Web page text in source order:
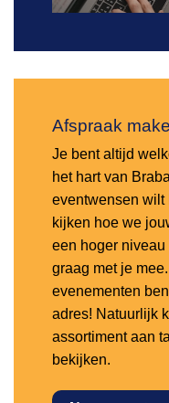
Afspraak
Je bent altijd
het hart van
eventwensen wilt
kijken hoe we
een hoger
graag met je
evenementen
adres! Natuurlijk
assortiment aan
bekijken.